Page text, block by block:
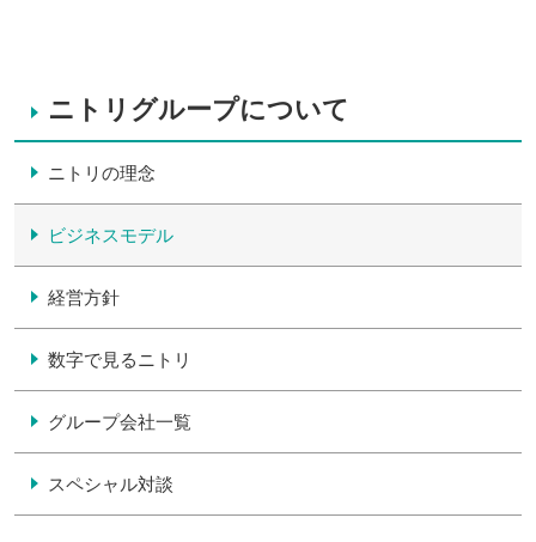
ニトリグループについて
ニトリの理念
ビジネスモデル
経営方針
数字で見るニトリ
グループ会社一覧
スペシャル対談